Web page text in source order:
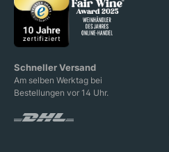
Schneller Versand
Am selben Werktag bei
Bestellungen vor 14 Uhr.